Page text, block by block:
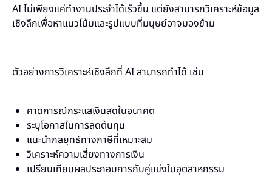
AI ไม่เพียงแค่ทำงานประจำได้เร็วขึ้น แต่ยังสามารถวิเคราะห์ข้อมูล
เชิงลึกเพื่อหาแนวโน้มและรูปแบบที่มนุษย์อาจมองข้าม
ตัวอย่างการวิเคราะห์เชิงลึกที่ AI สามารถทำได้ เช่น
คาดการณ์กระแสเงินสดในอนาคต
ระบุโอกาสในการลดต้นทุน
แนะนำกลยุทธ์ทางภาษีที่เหมาะสม
วิเคราะห์ความเสี่ยงทางการเงิน
เปรียบเทียบผลประกอบการกับคู่แข่งในอุตสาหกรรม